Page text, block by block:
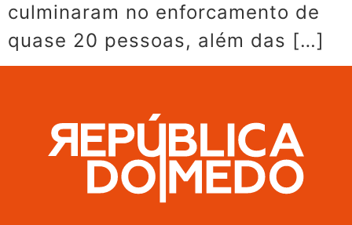
culminaram no enforcamento de
quase 20 pessoas, além das […]